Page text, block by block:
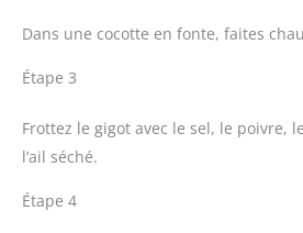
Dans une cocotte en fonte, faites
Étape 3
Frottez le gigot avec le sel, le poivre,
l’ail séché.
Étape 4